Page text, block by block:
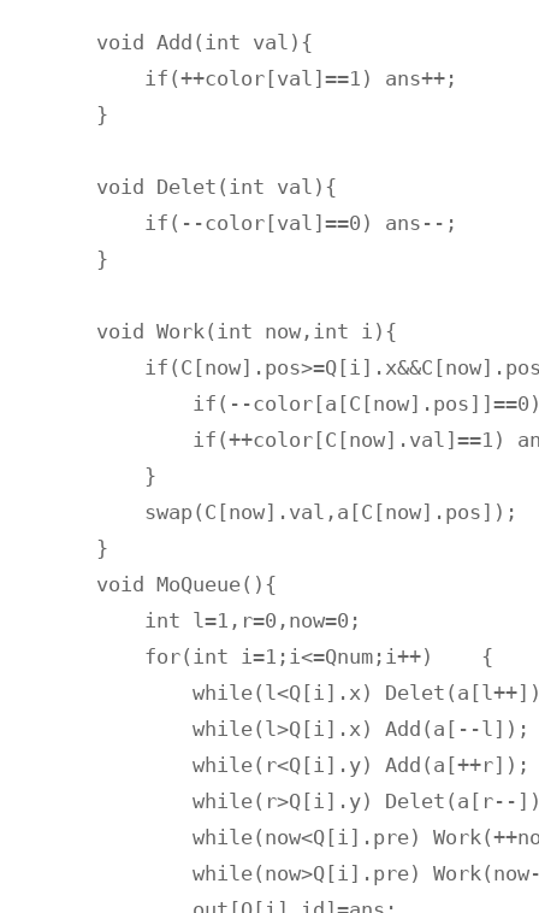
void Add(int val){
    if(++color[val]==1) ans++;
}
void Delet(int val){
    if(--color[val]==0) ans--;
}
void Work(int now,int i){
if(--
if(++color[C[now].val]==1)
    }
    swap(C[now].val,a[C[now].pos]);
}
void MoQueue(){
    int l=1,r=0,now=0;
    for(int i=1;i<=Qnum;i++)    {
while(l<Q[i].x)
        while(l>Q[i].x) Add(a[--l]);
        while(r<Q[i].y) Add(a[++r]);
while(r>Q[i].y) Delet(a[r--
while(now<Q[i].pre)
while(now>Q[i].pre)